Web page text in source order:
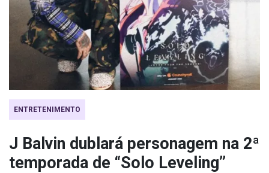
ENTRETENIMENTO
J Balvin dublará personagem na 2ª
temporada de “Solo Leveling”